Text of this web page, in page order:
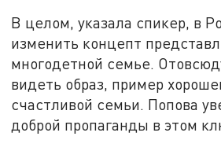
В целом, указала спикер, в
изменить концепт
многодетной семье.
видеть образ, пример
счастливой семьи. Попова
доброй пропаганды в этом